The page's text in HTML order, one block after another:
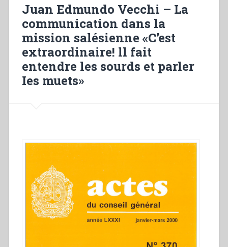
Juan Edmundo Vecchi – La
communication dans la
mission salésienne «C’est
extraordinaire! ll fait
entendre les sourds et parler
Ies muets»